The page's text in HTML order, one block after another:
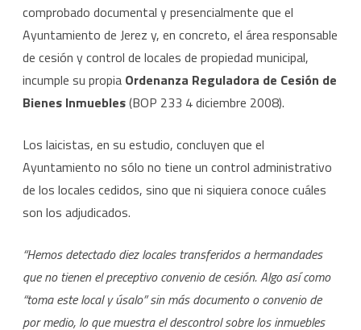
comprobado documental y presencialmente que el
Ayuntamiento de Jerez y, en concreto, el área responsable
de cesión y control de locales de propiedad municipal,
incumple su propia Ordenanza Reguladora de Cesión de
Bienes Inmuebles(BOP 233 4 diciembre 2008).
Los laicistas, en su estudio, concluyen que el
Ayuntamiento no sólo no tiene un control administrativo
de los locales cedidos, sino que ni siquiera conoce cuáles
son los adjudicados.
“Hemos detectado diez locales transferidos a hermandades
que no tienen el preceptivo convenio de cesión. Algo así como
“toma este local y úsalo” sin más documento o convenio de
por medio, lo que muestra el descontrol sobre los inmuebles